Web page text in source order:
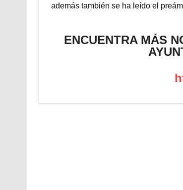
además también se ha leído el
ENCUENTRA MÁS